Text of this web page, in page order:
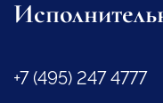
+7 (495) 247 4777